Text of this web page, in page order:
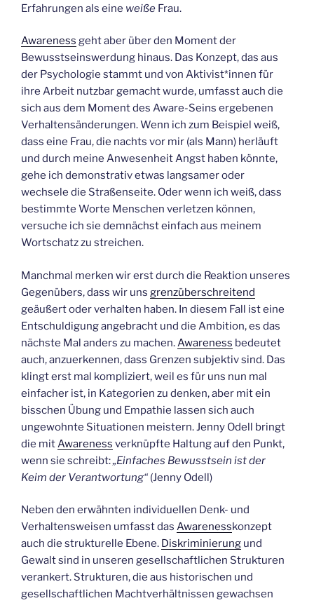
Erfahrungen als eine weiße Frau.
Awareness geht aber über den Moment der
Bewusstseinswerdung hinaus. Das Konzept, das aus
der Psychologie stammt und von Aktivist*innen für
ihre Arbeit nutzbar gemacht wurde, umfasst auch die
sich aus dem Moment des Aware-Seins ergebenen
Verhaltensänderungen. Wenn ich zum Beispiel weiß,
dass eine Frau, die nachts vor mir (als Mann) herläuft
und durch meine Anwesenheit Angst haben könnte,
gehe ich demonstrativ etwas langsamer oder
wechsele die Straßenseite. Oder wenn ich weiß, dass
bestimmte Worte Menschen verletzen können,
versuche ich sie demnächst einfach aus meinem
Wortschatz zu streichen.
Manchmal merken wir erst durch die Reaktion unseres
Gegenübers, dass wir uns grenzüberschreitend
geäußert oder verhalten haben. In diesem Fall ist eine
Entschuldigung angebracht und die Ambition, es das
nächste Mal anders zu machen. Awareness bedeutet
auch, anzuerkennen, dass Grenzen subjektiv sind. Das
klingt erst mal kompliziert, weil es für uns nun mal
einfacher ist, in Kategorien zu denken, aber mit ein
bisschen Übung und Empathie lassen sich auch
ungewohnte Situationen meistern. Jenny Odell bringt
die mit Awareness verknüpfte Haltung auf den Punkt,
wenn sie schreibt:„Einfaches Bewusstsein ist der
Keim der Verantwortung“ (Jenny Odell)
Neben den erwähnten individuellen Denk- und
Verhaltensweisen umfasst das Awarenesskonzept
auch die strukturelle Ebene. Diskriminierung und
Gewalt sind in unseren gesellschaftlichen Strukturen
verankert. Strukturen, die aus historischen und
gesellschaftlichen Machtverhältnissen gewachsen